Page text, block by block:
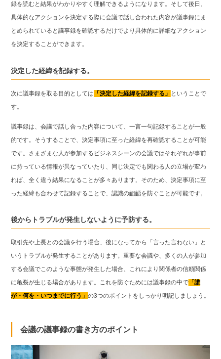
録を読むと結果がわかりやすく理解できるようになります。そして後日、
具体的なアクションを決定する際に会議で話し合われた内容が議事録にま
とめられていると議事録を確認するだけでより具体的に詳細なアクション
を決定することができます。
決定した経緯を記録する。
次に議事録を取る目的としては 「決定した経緯を記録する」 ということで
す。
議事録は、会議で話し合った内容について、一言一句記録することが一般
的です。そうすることで、決定事項に至った経緯を再確認することが可能
です。さまざまな人が参加するビジネスシーンの会議ではそれぞれが事前
に持っている情報が異なっていたり、同じ決定でも関わる人の立場が変わ
れば、全く違う結果になることが多々あります。そのため、決定事項に至
った経緯も合わせて記録することで、認識の齟齬を防ぐことが可能です。
後からトラブルが発生しないように予防する。
取引先や上長との会議を行う場合、後になってから「言った言わない」と
いうトラブルが発生することがあります。重要な会議や、多くの人が参加
する会議でこのような事態が発生した場合、これにより関係者の信頼関係
に亀裂が生じる場合があります。これを防ぐためには議事録の中で 「誰
が・何を・いつまでに行う」の3つのポイントをしっかり明記しましょう。
会議の議事録の書き方のポイント